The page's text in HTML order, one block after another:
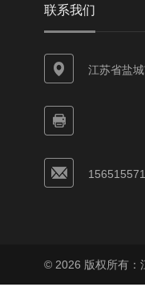
联系我们
江苏省盐
© 2026 版权所有：